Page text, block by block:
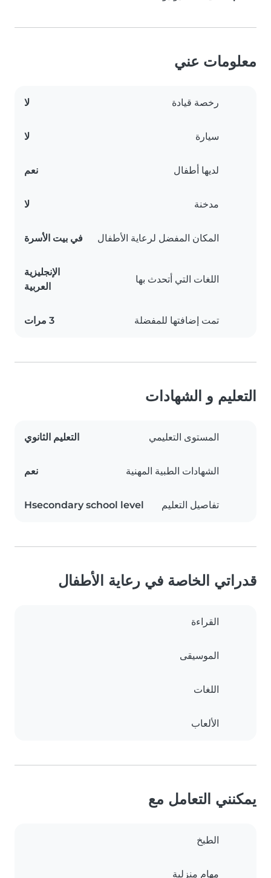
معلومات عني
رخصة قيادة لا
سيارة لا
لديها أطفال نعم
مدخنة لا
المكان المفضل لرعاية الأطفال في بيت الأسرة
اللغات التي أتحدث بها
الإنجليزية
العربية
تمت إضافتها للمفضلة 3 مرات
التعليم و الشهادات
المستوى التعليمي التعليم الثانوي
الشهادات الطبية المهنية نعم
تفاصيل التعليم Hsecondary school level
قدراتي الخاصة في رعاية الأطفال
القراءة
الموسيقى
اللغات
الألعاب
يمكنني التعامل مع
الطبخ
مهام منزلية